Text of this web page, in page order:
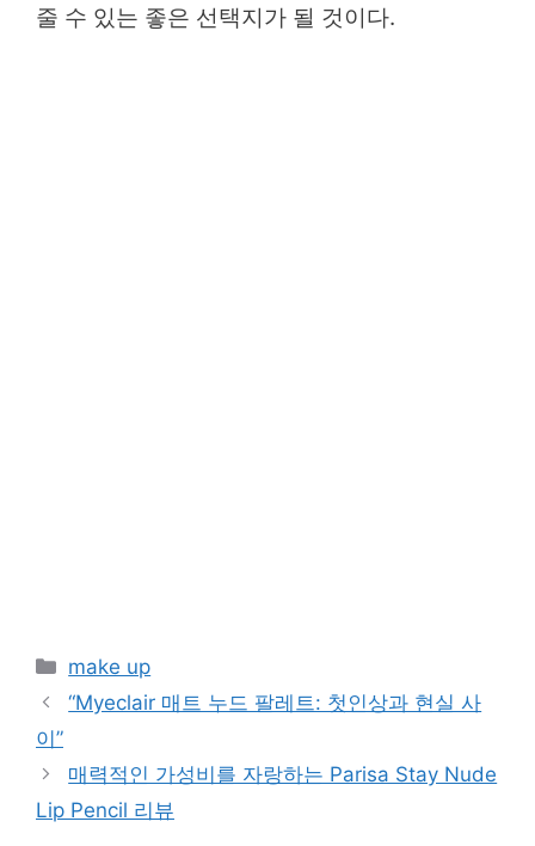
줄 수 있는 좋은 선택지가 될 것이다.
Categories
make up
“Myeclair 매트 누드 팔레트: 첫인상과 현실 사
이”
매력적인 가성비를 자랑하는 Parisa Stay Nude
Lip Pencil 리뷰